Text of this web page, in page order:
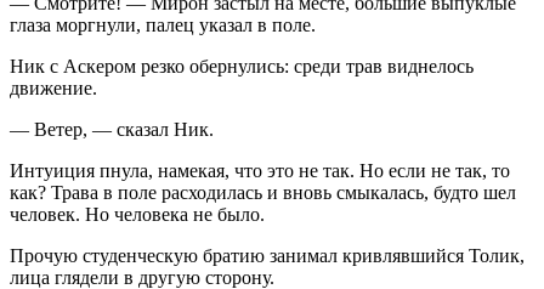
глаза моргнули, палец указал в поле.
Ник с Аскером резко обернулись: среди трав виднелось
движение.
— Ветер, — сказал Ник.
Интуиция пнула, намекая, что это не так. Но если не так, то
как? Трава в поле расходилась и вновь смыкалась, будто шел
человек. Но человека не было.
Прочую студенческую братию занимал кривлявшийся Толик,
лица глядели в другую сторону.